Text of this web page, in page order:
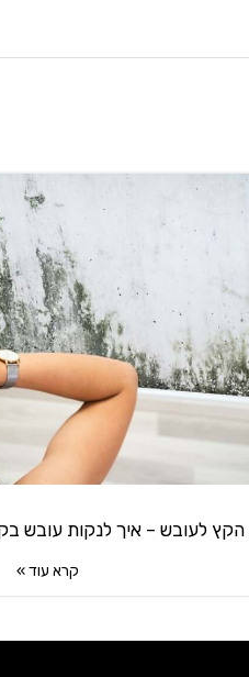
הקץ לעובש – איך לנקות עובש
קרא עוד »